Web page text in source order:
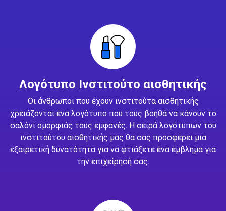
Λογότυπο Ινστιτούτο αισθητικής
Οι άνθρωποι που έχουν ινστιτούτα αισθητικής
χρειάζονται ένα λογότυπο που τους βοηθά να κάνουν το
σαλόνι ομορφιάς τους εμφανές. Η σειρά λογότυπων του
ινστιτούτου αισθητικής μας θα σας προσφέρει μια
εξαιρετική δυνατότητα για να φτιάξετε ένα έμβλημα για
την επιχείρησή σας.